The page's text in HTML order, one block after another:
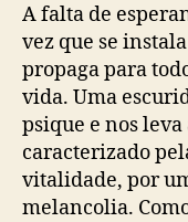
A falta de
vez que se
propaga para
vida. Uma
psique e nos
caracterizado
vitalidade, por
melancolia.